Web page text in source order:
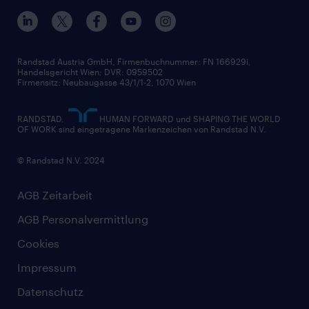
Unsere Historie
Nutzungsbestimmungen
Widerrufsformular
AGB Zeitarbeit
AGB Personalvermittlung
Cookies
Impressum
Datenschutz
Randstad Austria GmbH, Firmenbuchnummer: FN 166929i,
Handelsgericht Wien; DVR: 0959502
Firmensitz: Neubaugasse 43/1/1-2, 1070 Wien
RANDSTAD,
HUMAN FORWARD und SHAPING THE WORLD
OF WORK sind eingetragene Markenzeichen von Randstad N.V.
© Randstad N.V. 2024